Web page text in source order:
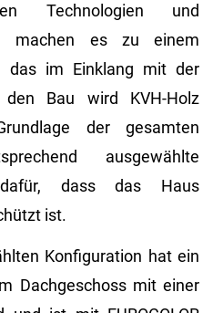
Technologien und
machen es zu einem
das im Einklang mit der
Bau wird KVH-Holz
der gesamten
ausgewählte
dass das Haus
ist.
Konfiguration hat ein
Dachgeschoss mit einer